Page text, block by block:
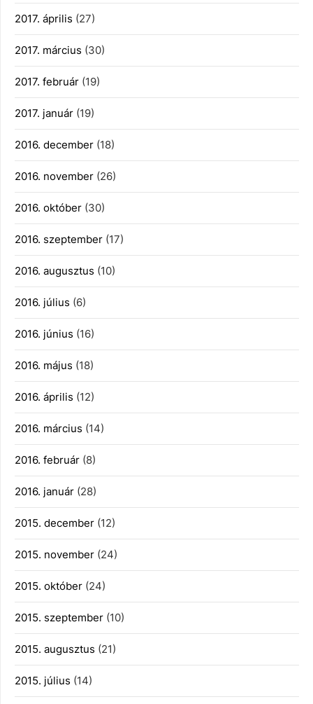
2017. április (27)
2017. március (30)
2017. február (19)
2017. január (19)
2016. december (18)
2016. november (26)
2016. október (30)
2016. szeptember (17)
2016. augusztus (10)
2016. július (6)
2016. június (16)
2016. május (18)
2016. április (12)
2016. március (14)
2016. február (8)
2016. január (28)
2015. december (12)
2015. november (24)
2015. október (24)
2015. szeptember (10)
2015. augusztus (21)
2015. július (14)